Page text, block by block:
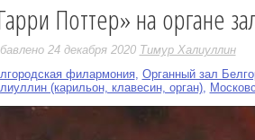
Поттер» на органе
24 декабря 2020 Тимур Халиуллин
филармония, Органный зал
(карильон, клавесин, орган),